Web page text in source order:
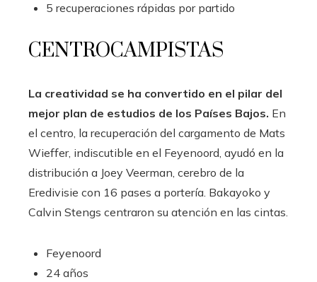
5 recuperaciones rápidas por partido
CENTROCAMPISTAS
La creatividad se ha convertido en el pilar del
mejor plan de estudios de los Países Bajos. En
el centro, la recuperación del cargamento de Mats
Wieffer, indiscutible en el Feyenoord, ayudó en la
distribución a Joey Veerman, cerebro de la
Eredivisie con 16 pases a portería. Bakayoko y
Calvin Stengs centraron su atención en las cintas.
Feyenoord
24 años